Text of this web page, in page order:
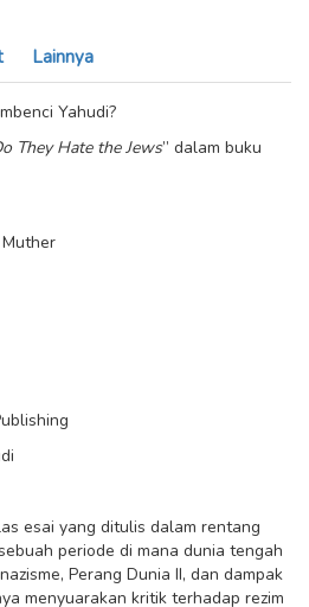
Lainnya
Yahudi?
They Hate the Jews” dalam buku
esai yang ditulis dalam rentang
periode di mana dunia tengah
Perang Dunia II, dan dampak
menyuarakan kritik terhadap rezim